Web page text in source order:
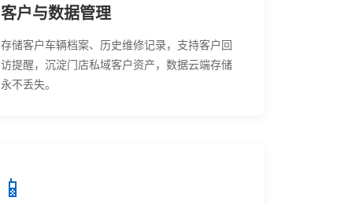
客户与数据管理
存储客户车辆档案、历史维修记录，支持客户回
访提醒，沉淀门店私域客户资产，数据云端存储
永不丢失。
📱